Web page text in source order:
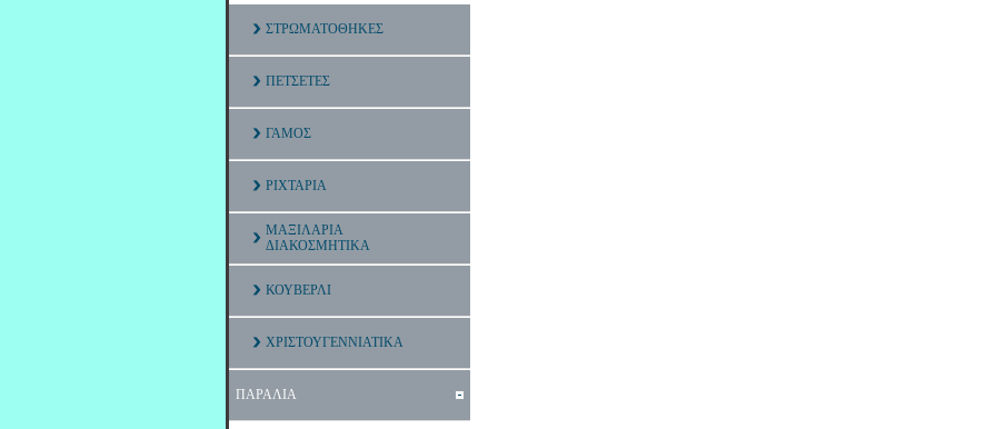
ΣΤΡΩΜΑΤΟΘΗΚΕΣ
ΠΕΤΣΕΤΕΣ
ΓΑΜΟΣ
ΡΙΧΤΑΡΙΑ
ΜΑΞΙΛΑΡΙΑ
ΔΙΑΚΟΣΜΗΤΙΚΑ
ΚΟΥΒΕΡΛΙ
ΧΡΙΣΤΟΥΓΕΝΝΙΑΤΙΚΑ
ΠΑΡΑΛΙΑ